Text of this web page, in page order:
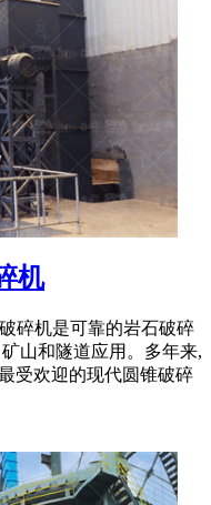
机
碎机是可靠的岩石破碎
山和隧道应用。多年来,
受欢迎的现代圆锥破碎